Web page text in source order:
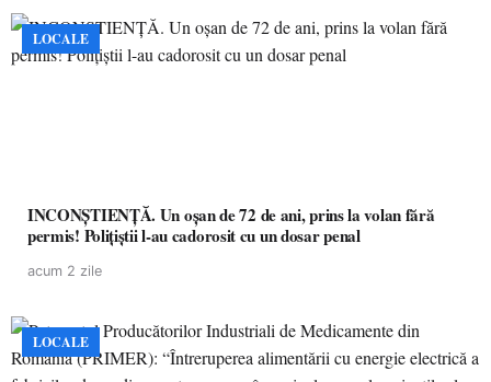
LOCALE
INCONȘTIENȚĂ. Un oșan de 72 de ani, prins la volan fără
permis! Polițiștii l-au cadorosit cu un dosar penal
acum 2 zile
LOCALE